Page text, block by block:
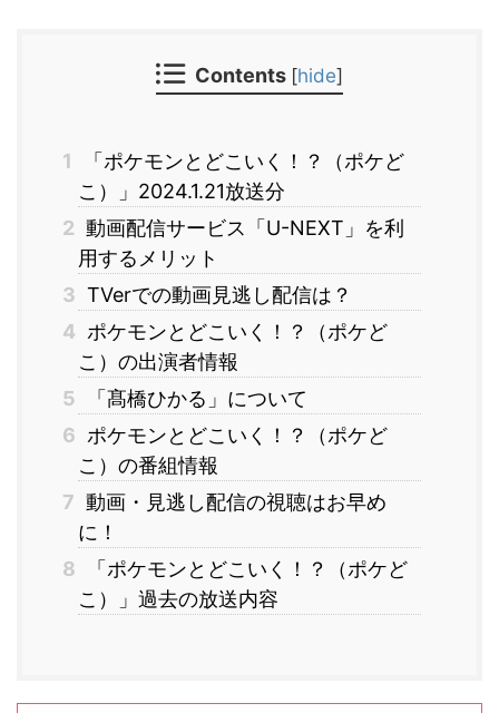
Contents [hide]
1
「ポケモンとどこいく！？（ポケど
こ）」2024.1.21放送分
2 動画配信サービス「U-NEXT」を利
用するメリット
3 TVerでの動画見逃し配信は？
4 ポケモンとどこいく！？（ポケど
こ）の出演者情報
5
「髙橋ひかる」について
6 ポケモンとどこいく！？（ポケど
こ）の番組情報
7 動画・見逃し配信の視聴はお早め
に！
8
「ポケモンとどこいく！？（ポケど
こ）」過去の放送内容